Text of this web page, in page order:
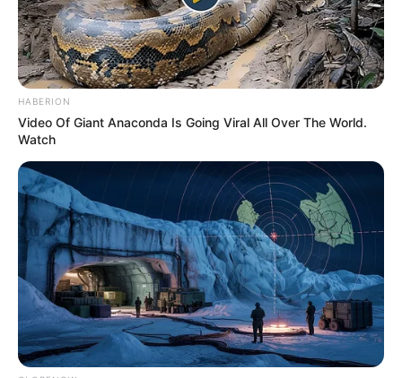
ACTIVAR AHORA
TEMAS DESTACADOS
RECIBO DEL AGUA
LOCALIDAD DE USAQUÉN
CUNDINAMARCA
DESAPARECIDOS
CORTES DE LUZ
LOCALIDAD DE ENGATIVÁ
REGIOTRAM DE OCCIDENTE
LOCALIDAD DE SUBA
HABERION
Video Of Giant Anaconda Is Going Viral All Over The World.
Watch